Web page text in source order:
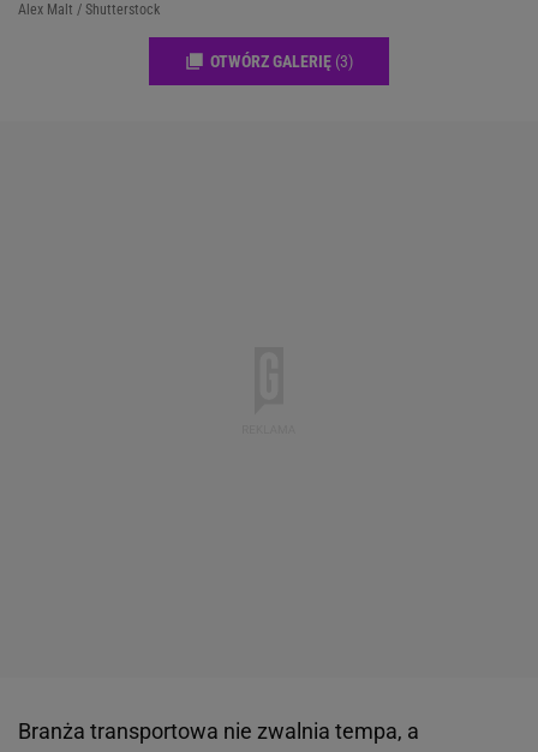
Alex Malt / Shutterstock
OTWÓRZ GALERIĘ (3)
Branża transportowa nie zwalnia tempa, a